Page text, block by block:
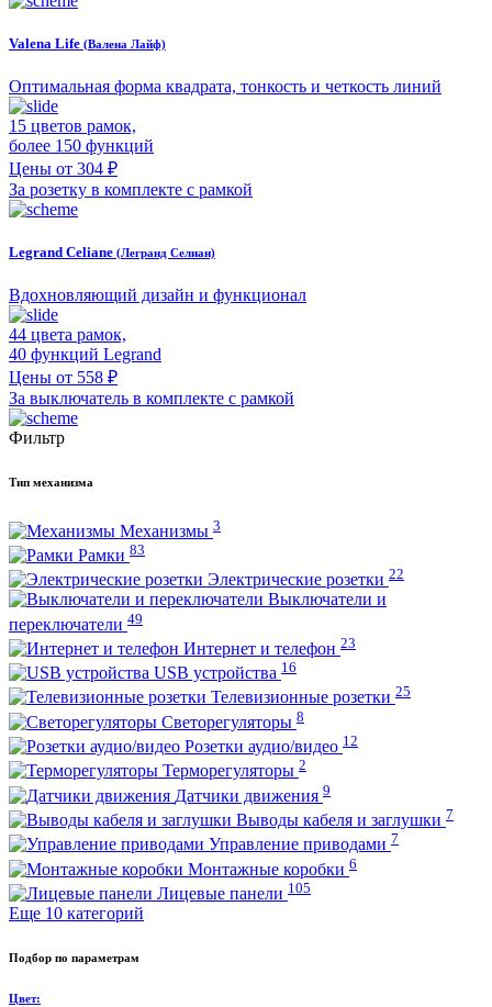
Valena Life (Валена Лайф)
Оптимальная форма квадрата, тонкость и четкость линий
15 цветов рамок,
более 150 функций
Цены от 304 ₽
За розетку в комплекте с рамкой
Legrand Celiane (Легранд Селиан)
Вдохновляющий дизайн и функционал
44 цвета рамок,
40 функций Legrand
Цены от 558 ₽
За выключатель в комплекте с рамкой
Фильтр
Тип механизма
Механизмы 3
Рамки 83
Электрические розетки 22
Выключатели и
переключатели 49
Интернет и телефон 23
USB устройства 16
Телевизионные розетки 25
Светорегуляторы 8
Розетки аудио/видео 12
Терморегуляторы 2
Датчики движения 9
Выводы кабеля и заглушки 7
Управление приводами 7
Монтажные коробки 6
Лицевые панели 105
Еще 10 категорий
Подбор по параметрам
Цвет: